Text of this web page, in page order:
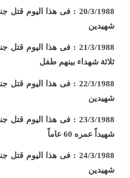
20/3/1988 :
فى هذا اليوم قتل
شهيدين
21/3/1988 :
فى هذا اليوم قتل
ثلاثة شهداء بينهم طفل
22/3/1988 :
فى هذا اليوم قتل
شهيدين
23/3/1988 :
فى هذا اليوم قتل
شهيداً عمره 60 عاماً
24/3/1988 :
فى هذا اليوم قتل
شهيدين